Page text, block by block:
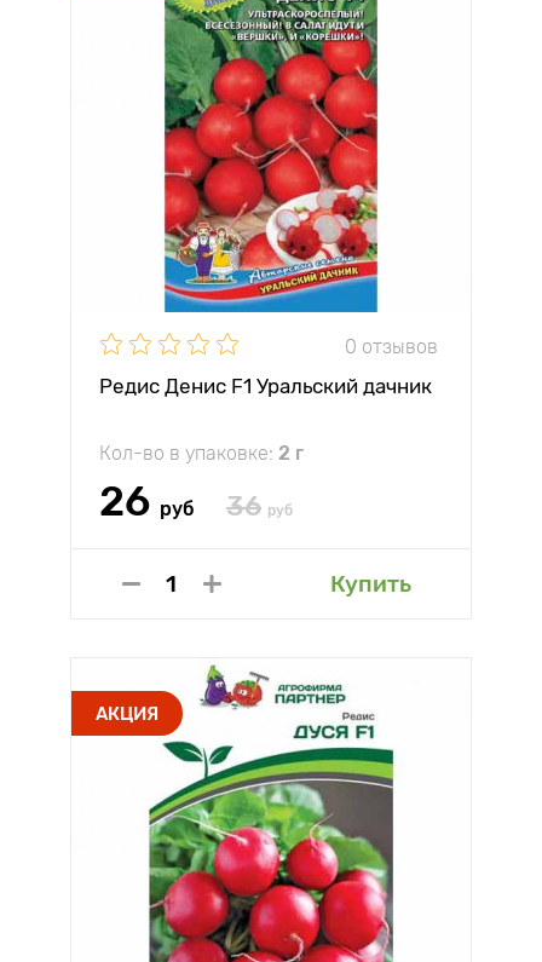
0 отзывов
Редис Денис F1 Уральский дачник
Кол-во в упаковке: 2 г
26 руб 36 руб
Купить
АКЦИЯ